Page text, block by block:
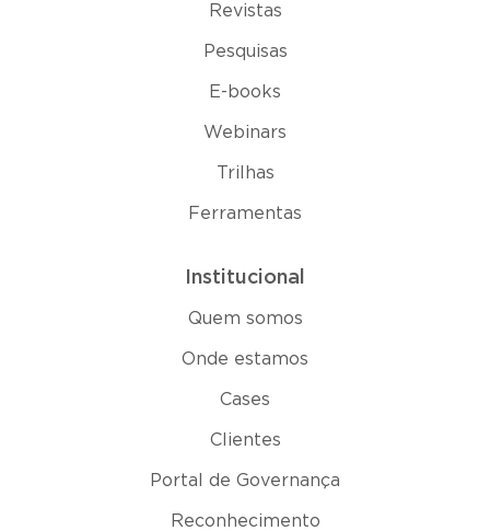
Revistas
Pesquisas
E-books
Webinars
Trilhas
Ferramentas
Institucional
Quem somos
Onde estamos
Cases
Clientes
Portal de Governança
Reconhecimento